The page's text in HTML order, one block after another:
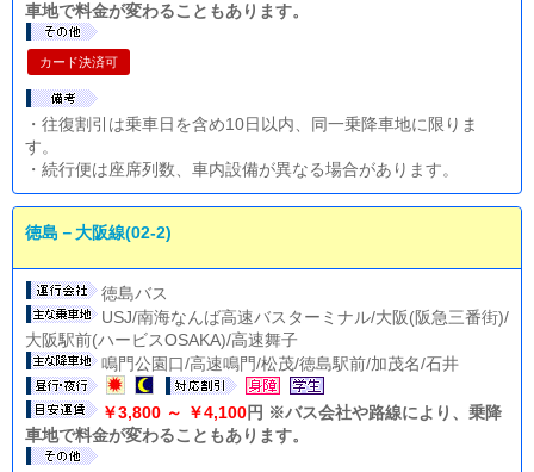
車地で料金が変わることもあります。
カード決済可
・往復割引は乗車日を含め10日以内、同一乗降車地に限りま
す。
・続行便は座席列数、車内設備が異なる場合があります。
徳島－大阪線(02-2)
徳島バス
USJ/南海なんば高速バスターミナル/大阪(阪急三番街)/
大阪駅前(ハービスOSAKA)/高速舞子
鳴門公園口/高速鳴門/松茂/徳島駅前/加茂名/石井
￥3,800 ～ ￥4,100円 ※バス会社や路線により、乗降
車地で料金が変わることもあります。